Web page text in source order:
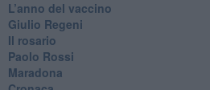
​L’anno del vaccino
Giulio Regeni
​Il rosario
Paolo Rossi
Maradona